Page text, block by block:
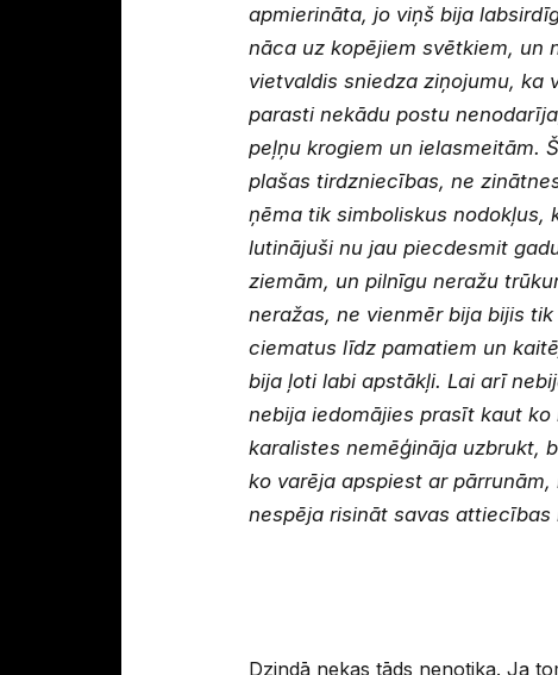
apmierināta, jo viņš bija
nāca uz kopējiem svētkiem, un
vietvaldis sniedza ziņojumu, ka
parasti nekādu postu
peļņu krogiem un ielasmeitām.
plašas tirdzniecības, ne
ņēma tik simboliskus nodokļus,
lutinājuši nu jau piecdesmit
ziemām, un pilnīgu neražu
neražas, ne vienmēr bija bijis
ciematus līdz pamatiem un
bija ļoti labi apstākļi. Lai arī
nebija iedomājies prasīt kaut
karalistes nemēģināja uzbrukt,
ko varēja apspiest ar
nespēja risināt savas attiecības
Dzindā nekas tāds nenotika. Ja